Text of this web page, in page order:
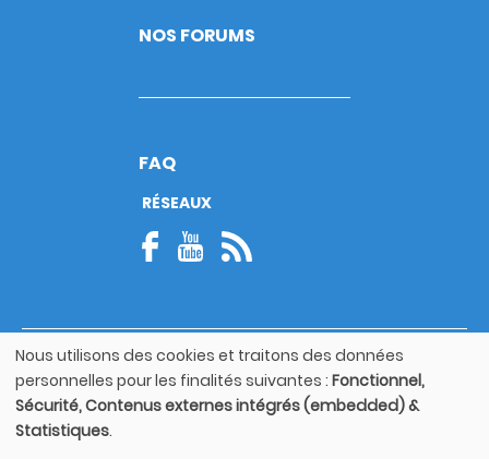
NOS FORUMS
FAQ
RÉSEAUX
© Copyright 2026
Footer
bottom
Mentions légales
Utilisation
des
données
personnelles
Nous utilisons des cookies et traitons des données
personnelles pour les finalités suivantes : Fonctionnel,
Sécurité, Contenus externes intégrés (embedded) &
Statistiques.